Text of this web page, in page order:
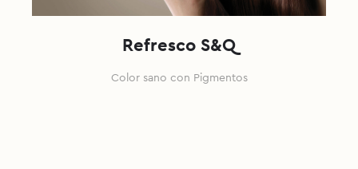
Refresco S&Q
Color sano con Pigmentos